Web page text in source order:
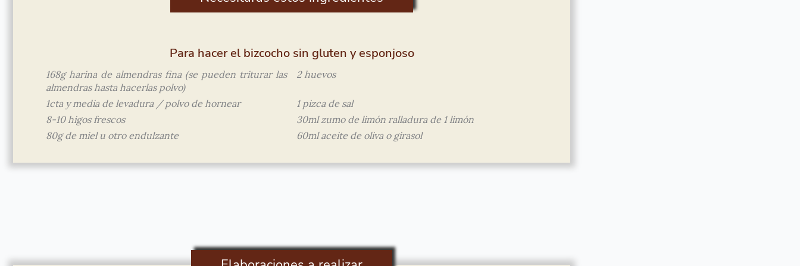
Para hacer el bizcocho sin gluten y esponjoso
168g harina de almendras fina (se pueden triturar las
almendras hasta hacerlas polvo)
2 huevos
1cta y media de levadura / polvo de hornear
1 pizca de sal
8-10 higos frescos
30ml zumo de limón ralladura de 1 limón
80g de miel u otro endulzante
60ml aceite de oliva o girasol